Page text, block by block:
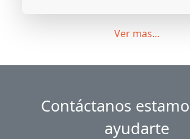
Ver mas...
Contáctanos
ayudarte